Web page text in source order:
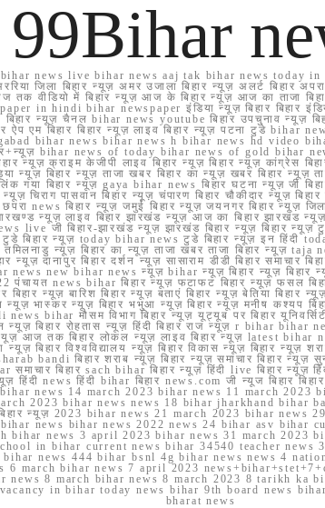
99Bihar
news live bihar news aaj tak bihar news today in
जिला बिहार न्यूज़ अमर उजाला बिहार न्यूज़ अलर्ट बिहार
वीडियो में बिहार न्यूज़ आज के बिहार न्यूज़ आज का ताजा
in hindi bihar newspaper इंडिया न्यूज़ बिहार बिहार
न्यूज़ चैनल bihar news youtube बिहार उपचुनाव न्यूज़
एम बिहार बिहार न्यूज़ लाइव बिहार न्यूज़ पटना टुडे bihar
bihar news bihar news h bihar news hd
bihar news of today bihar news of gold
न्यूज़ क्राइम केजीपी लाइव बिहार न्यूज़ बिहार न्यूज़ कांग्रेस
न्यूज़ बिहार न्यूज़ ताजा खबर बिहार का न्यूज़ खबर बिहार न्यूज़
लिंक गया बिहार न्यूज़ gaya bihar news बिहार घटना न्यूज़
चिराग पासवान बिहार न्यूज़ चंपारण बिहार चौकीदार न्यूज़
news बिहार न्यूज़ जमुई बिहार न्यूज़ जयनगर बिहार न्यूज़ जिला
न्यूज़ लाइव बिहार झारखंड न्यूज़ आज का बिहार झारखंड
जी बिहार-झारखंड न्यूज़ झारखंड बिहार न्यूज़ बिहार न्यूज़
बिहार न्यूज़ today bihar news टुडे बिहार न्यूज़ इन
न्यूज़ बिहार का न्यूज़ ताजा खबर ताजा बिहार न्यूज़ taja
दानापुर बिहार दर्शन न्यूज़ सासाराम डीडी बिहार समाचार
news new bihar news न्यूज़ bihar न्यूज़ बिहार न्यूज़
पंचायत news bihar बिहार न्यूज़ फटाफट बिहार न्यूज़ फसल
न्यूज़ बारिश बिहार न्यूज़ बताएं बिहार न्यूज़ बेतिया
न्यूज़ भास्कर न्यूज़ बिहार भभुआ न्यूज़ बिहार न्यूज़ मनीष कश्यप
news bihar मौसम विभाग बिहार न्यूज़ यूट्यूब पर बिहार
न्यूज़ बिहार रोहतास न्यूज़ हिंदी बिहार राज न्यूज़ r bihar
न्यूज़ आज तक बिहार लोकल न्यूज़ लाइव बिहार न्यूज़ latest
बिहार विश्वविद्यालय न्यूज़ बिहार विकास न्यूज़ बिहार न्यूज़
bandi बिहार शराब न्यूज़ बिहार न्यूज़ समाचार बिहार न्यूज़
बिहार sach bihar बिहार न्यूज़ हिंदी live बिहार न्यूज़
न्यूज़ हिंदी news हिंदी bihar बिहार news.com जी न्यूज
news 14 march 2023 bihar news 11 march
2023 bihar news news 18 bihar jharkhand bihar
बिहार न्यूज़ 2023 bihar news 21 march 2023 bihar
news bihar news 2022 news 24 bihar asv bihar
bihar news 3 april 2023 bihar news 31 march 2023
in bihar current news bihar 34540 teacher
news 444 bihar bsnl 4g bihar news news 4
march bihar news 7 april 2023
8 march bihar news 8 march 2023 8 tarikh ka
in bihar today news bihar 9th board news
bharat news